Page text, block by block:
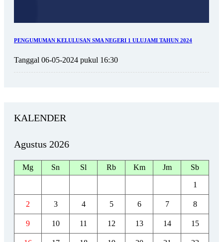
PENGUMUMAN KELULUSAN SMA NEGERI 1 ULUJAMI TAHUN 2024
Tanggal 06-05-2024 pukul 16:30
KALENDER
Agustus 2026
Mg Sn Sl Rb Km Jm Sb
1
2 3 4 5 6 7 8
9 10 11 12 13 14 15